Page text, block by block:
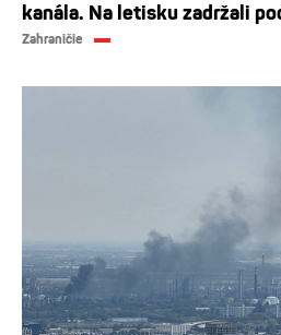
kanála. Na letisku zadržali
Zahraničie